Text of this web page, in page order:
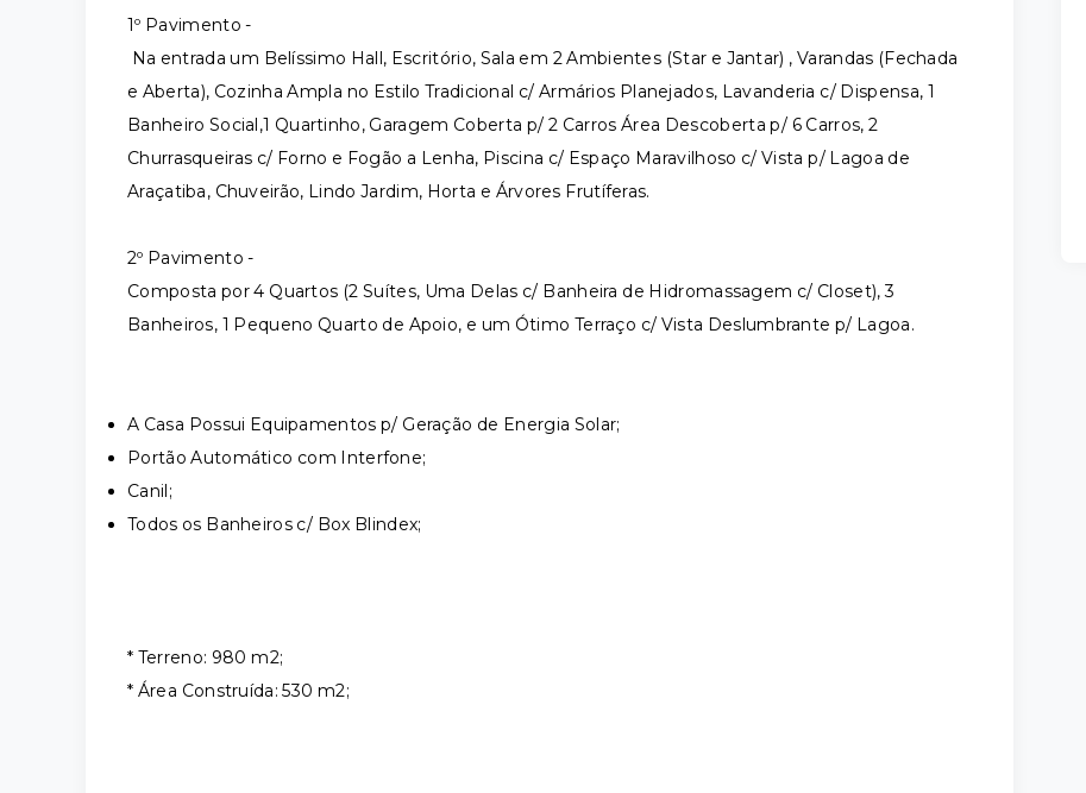
1º Pavimento -
Na entrada um Belíssimo Hall, Escritório, Sala em 2 Ambientes (Star e Jantar) , Varandas (Fechada
e Aberta), Cozinha Ampla no Estilo Tradicional c/ Armários Planejados, Lavanderia c/ Dispensa, 1
Banheiro Social,1 Quartinho, Garagem Coberta p/ 2 Carros Área Descoberta p/ 6 Carros, 2
Churrasqueiras c/ Forno e Fogão a Lenha, Piscina c/ Espaço Maravilhoso c/ Vista p/ Lagoa de
Araçatiba, Chuveirão, Lindo Jardim, Horta e Árvores Frutíferas.
2º Pavimento -
Composta por 4 Quartos (2 Suítes, Uma Delas c/ Banheira de Hidromassagem c/ Closet), 3
Banheiros, 1 Pequeno Quarto de Apoio, e um Ótimo Terraço c/ Vista Deslumbrante p/ Lagoa.
A Casa Possui Equipamentos p/ Geração de Energia Solar;
Portão Automático com Interfone;
Canil;
Todos os Banheiros c/ Box Blindex;
* Terreno: 980 m2;
* Área Construída: 530 m2;